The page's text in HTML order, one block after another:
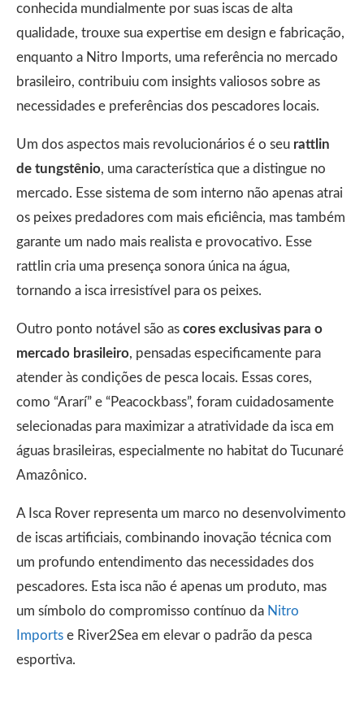
conhecida mundialmente por suas iscas de alta
qualidade, trouxe sua expertise em design e fabricação,
enquanto a Nitro Imports, uma referência no mercado
brasileiro, contribuiu com insights valiosos sobre as
necessidades e preferências dos pescadores locais.
Um dos aspectos mais revolucionários é o seu rattlin
de tungstênio, uma característica que a distingue no
mercado. Esse sistema de som interno não apenas atrai
os peixes predadores com mais eficiência, mas também
garante um nado mais realista e provocativo. Esse
rattlin cria uma presença sonora única na água,
tornando a isca irresistível para os peixes.
Outro ponto notável são as cores exclusivas para o
mercado brasileiro, pensadas especificamente para
atender às condições de pesca locais. Essas cores,
como “Ararí” e “Peacockbass”, foram cuidadosamente
selecionadas para maximizar a atratividade da isca em
águas brasileiras, especialmente no habitat do Tucunaré
Amazônico.
A Isca Rover representa um marco no desenvolvimento
de iscas artificiais, combinando inovação técnica com
um profundo entendimento das necessidades dos
pescadores. Esta isca não é apenas um produto, mas
um símbolo do compromisso contínuo da Nitro
Imports e River2Sea em elevar o padrão da pesca
esportiva.